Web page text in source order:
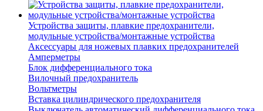
Устройства защиты, плавкие предохранители,
модульные устройства/монтажные устройства
Аксессуары для ножевых плавких предохранителей
Амперметры
Блок дифференциального тока
Вилочный предохранитель
Вольтметры
Вставка цилиндрического предохранителя